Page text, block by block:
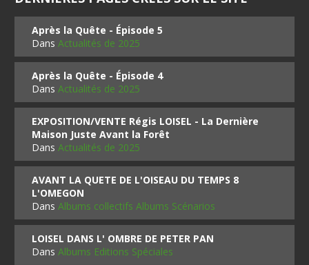
Après la Quête - Épisode 5
DansActualités de 2025
Après la Quête - Épisode 4
DansActualités de 2025
EXPOSITION/VENTE Régis LOISEL - La Dernière
Maison Juste Avant la Forêt
DansActualités de 2025
AVANT LA QUETE DE L'OISEAU DU TEMPS 8
L'OMEGON
DansAlbums collectifs Albums Scénarios
LOISEL DANS L' OMBRE DE PETER PAN
DansAlbums Editions Spéciales